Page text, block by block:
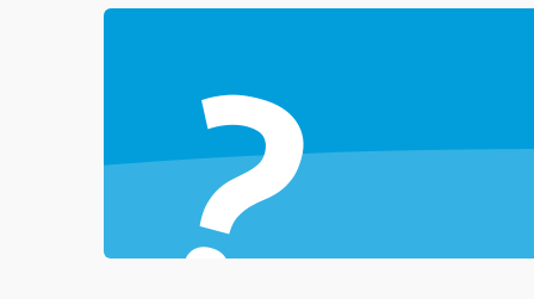
Связь и телеметрия
Температурные и внешние факторы
Пропеллеры
?